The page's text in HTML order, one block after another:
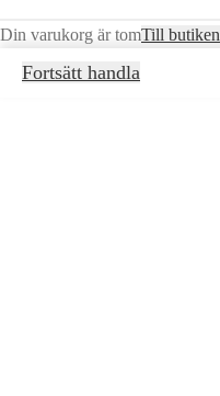
Din varukorg är tomTill butiken
Fortsätt handla